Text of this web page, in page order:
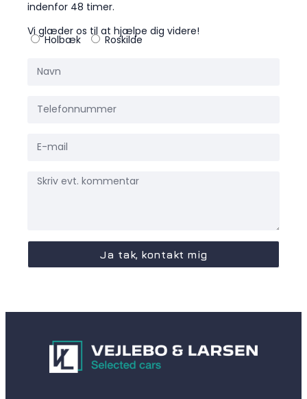
indenfor 48 timer.
Vi glæder os til at hjælpe dig videre!
Holbæk Roskilde
Ja tak, kontakt mig